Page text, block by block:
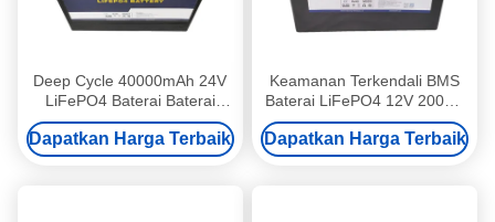
Deep Cycle 40000mAh 24V
LiFePO4 Baterai Baterai
Lithium Ion Yacht
Dapatkan Harga Terbaik
Keamanan Terkendali BMS
Baterai LiFePO4 12V 200AH
dengan Bluetooth Waktu
Nyata
Dapatkan Harga Terbaik